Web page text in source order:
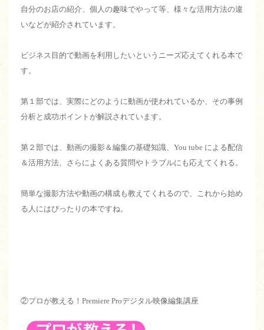
自分のお店の紹介、個人の趣味でやって等、様々な活用方法の違
いなどが紹介されています。
ビジネス目的で動画を利用したいというニーズ応えてくれる本で
す。
第１部では、実際にどのように動画が使われているか、その事例
分析と成功ポイントが解説されています。
第２部では、動画の撮影＆編集の基礎知識、You tube による配信
＆活用方法、さらによくある質問やトラブルにも応えてくれる。
簡単な撮影方法や動画の構成も教えてくれるので、これから始め
る人にはぴったりの本ですね。
②プロが教える！Premiere Proデジタル映像編集講座